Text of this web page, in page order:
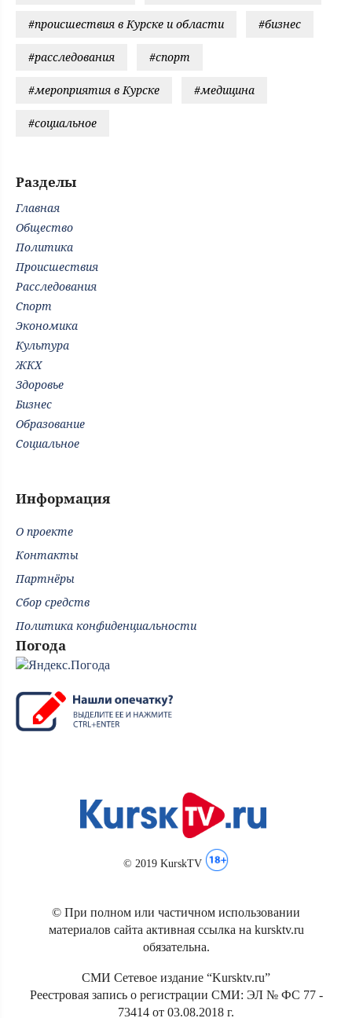
#происшествия в Курске и области #бизнес
#расследования #спорт
#мероприятия в Курске #медицина
#социальное
Разделы
Главная
Общество
Политика
Происшествия
Расследования
Спорт
Экономика
Культура
ЖКХ
Здоровье
Бизнес
Образование
Социальное
Информация
О проекте
Контакты
Партнёры
Сбор средств
Политика конфиденциальности
Погода
© 2019 KurskTV
© При полном или частичном использовании
материалов сайта активная ссылка на kursktv.ru
обязательна.
СМИ Сетевое издание “Kursktv.ru”
Реестровая запись о регистрации СМИ: ЭЛ № ФС 77 -
73414 от 03.08.2018 г.